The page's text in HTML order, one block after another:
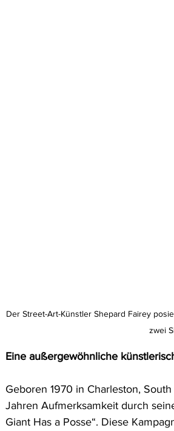
Der Street-Art-Künstler Shepard Fairey
zwei
Eine außergewöhnliche
Geboren 1970 in Charleston,
Jahren Aufmerksamkeit durch
Giant Has a Posse“. Diese